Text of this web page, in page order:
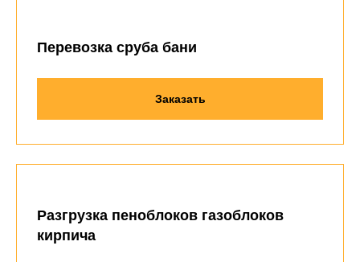
Перевозка сруба бани
Заказать
Разгрузка пеноблоков газоблоков
кирпича